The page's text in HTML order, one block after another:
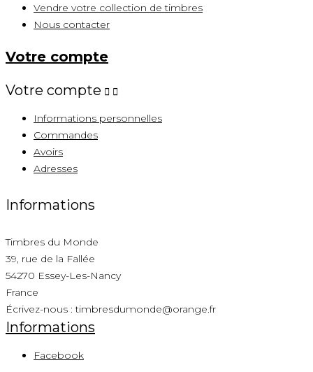
Vendre votre collection de timbres
Nous contacter
Votre compte
Votre compte  
Informations personnelles
Commandes
Avoirs
Adresses
Informations
Timbres du Monde
39, rue de la Fallée
54270 Essey-Les-Nancy
France
Écrivez-nous :timbresdumonde@orange.fr
Informations
Facebook